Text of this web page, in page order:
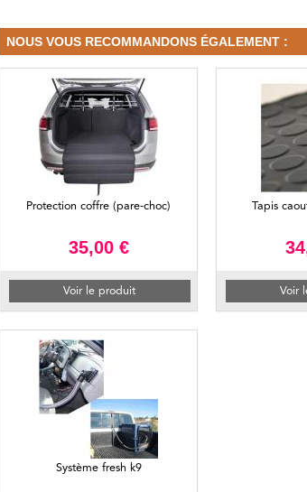
NOUS VOUS RECOMMANDONS ÉGALEMENT :
Protection coffre (pare-choc)
35,00 €
Voir le produit
Tapis
Voir
Système fresh k9